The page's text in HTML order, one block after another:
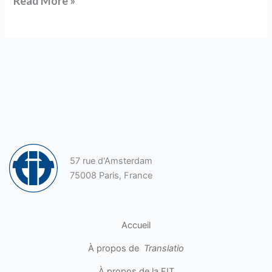
57 rue d'Amsterdam
75008 Paris, France
Accueil
À propos de Translatio